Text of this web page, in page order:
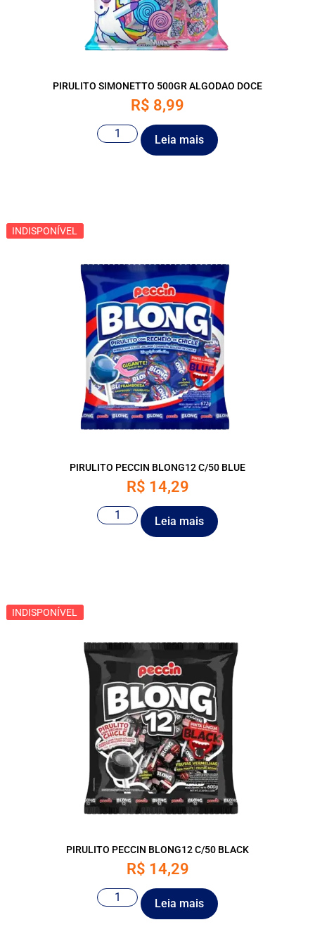
PIRULITO SIMONETTO 500GR ALGODAO DOCE
R$ 8,99
Leia mais
INDISPONÍVEL
INDISPONÍVEL
PIRULITO PECCIN BLONG12 C/50 BLUE
R$ 14,29
Leia mais
INDISPONÍVEL
INDISPONÍVEL
PIRULITO PECCIN BLONG12 C/50 BLACK
R$ 14,29
Leia mais